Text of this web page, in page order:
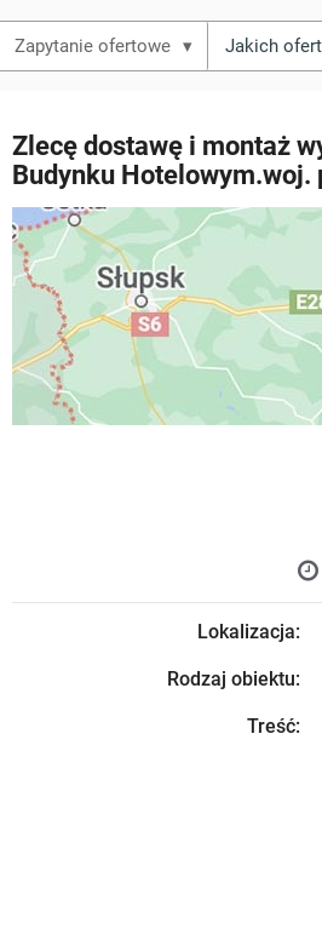
▾
Zlecę dostawę i montaż
Budynku Hotelowym.woj.
Lokalizacja:
Rodzaj obiektu:
Treść: